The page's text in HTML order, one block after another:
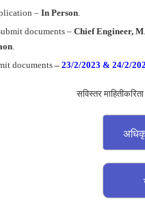
–In Person.
documents –Chief Engineer, M.
.
documents– 23/2/2023 & 24/2/
सविस्तर